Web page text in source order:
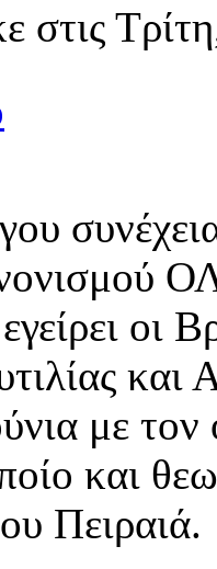
στις
οι
και
με τον
και
Πειραιά.